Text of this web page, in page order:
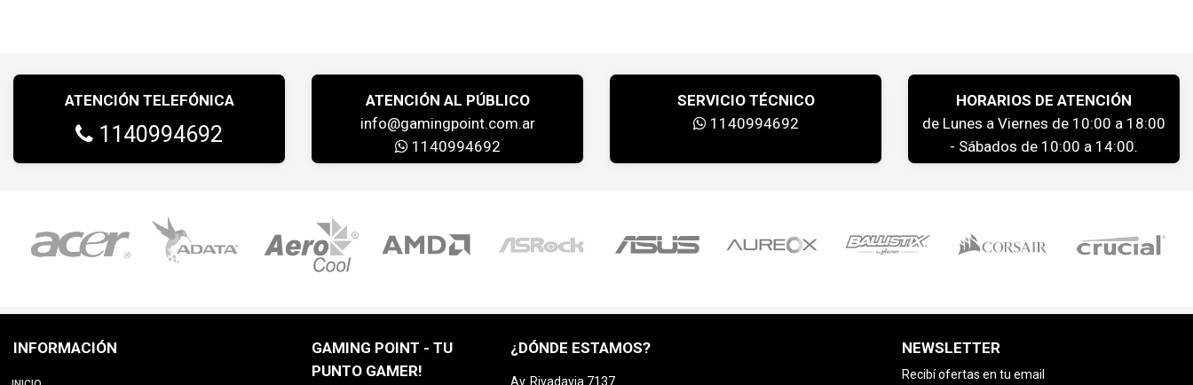
ATENCIÓN TELEFÓNICA
1140994692
ATENCIÓN AL PÚBLICO
info@gamingpoint.com.ar
1140994692
SERVICIO TÉCNICO
1140994692
HORARIOS DE ATENCIÓN
de Lunes a Viernes de 10:00 a 18:00
- Sábados de 10:00 a 14:00.
INFORMACIÓN
GAMING POINT - TU
PUNTO GAMER!
¿DÓNDE ESTAMOS?
Av. Rivadavia 7137
NEWSLETTER
Recibí ofertas en tu email